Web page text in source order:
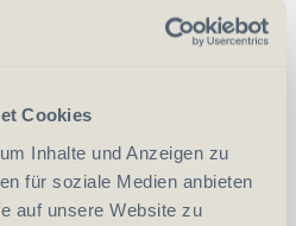
Cookies
Inhalte und Anzeigen zu
für soziale Medien anbieten
auf unsere Website zu